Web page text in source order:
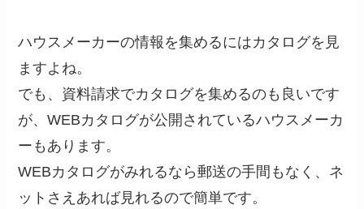
ハウスメーカーの情報を集めるにはカタログを見
ますよね。
でも、資料請求でカタログを集めるのも良いです
が、WEBカタログが公開されているハウスメーカ
ーもあります。
WEBカタログがみれるなら郵送の手間もなく、ネ
ットさえあれば見れるので簡単です。